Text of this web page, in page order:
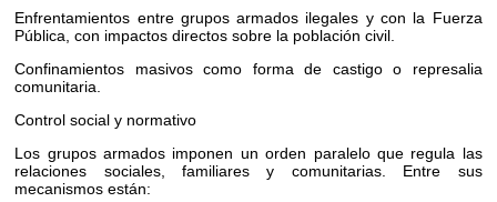
Enfrentamientos entre grupos armados ilegales y con la Fuerza
Pública, con impactos directos sobre la población civil.
Confinamientos masivos como forma de castigo o represalia
comunitaria.
Control social y normativo
Los grupos armados imponen un orden paralelo que regula las
relaciones sociales, familiares y comunitarias. Entre sus
mecanismos están: